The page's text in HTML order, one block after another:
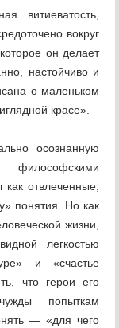
витиеватость,
вокруг
он делает
настойчиво и
о маленьком
красе».
осознанную
философскими
как отвлеченные,
понятия. Но как
жизни,
легкостью
и «счастье
что герои его
попыткам
— «для чего